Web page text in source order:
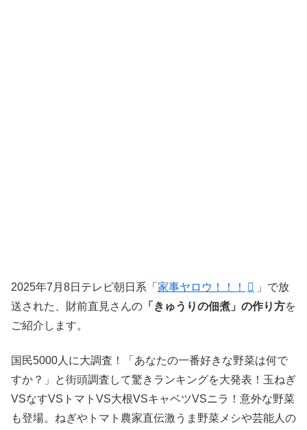
2025年7月8日テレビ朝日系「 家事ヤロウ！！！
」で放
送された、財前直見さんの 「きゅうりの佃煮」の作り方を
ご紹介します。
国民5000人に大調査！「あなたの一番好きな野菜は何で
すか？」と街頭調査して驚きランキングを大発表！玉ねぎ
VSなすVSトマトVS大根VSキャベツVSニラ！意外な野菜
も登場。ねぎやトマト農家直伝激うま野菜メシや芸能人の